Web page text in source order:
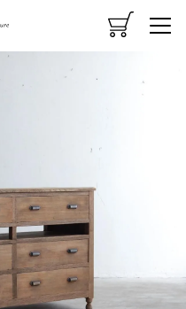
CART MENU